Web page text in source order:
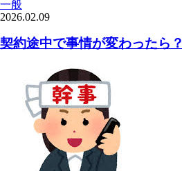
一般
2026.02.09
契約途中で事情が変わったら？